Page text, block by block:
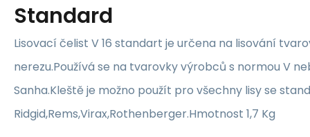
Standard
Lisovací čelist V 16 standart je určena na lisování
nerezu.Používá se na tvarovky výrobců s normou V
Sanha.Kleště je možno použít pro všechny lisy se
Ridgid,Rems,Virax,Rothenberger.Hmotnost 1,7 Kg